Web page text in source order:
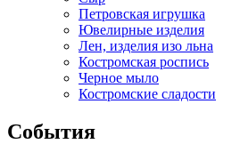
Петровская игрушка
Ювелирные изделия
Лен, изделия изо льна
Костромская роспись
Черное мыло
Костромские сладости
События